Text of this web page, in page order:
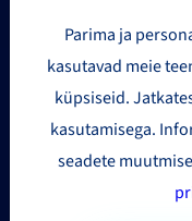
Pakivedu Prantsusmaale
Pakivedu Itaaliasse
Töövahendid
Paki mahukaalu kalkulaator
Parima ja
kasutavad meie
küpsiseid.
kasutamisega.
seadete